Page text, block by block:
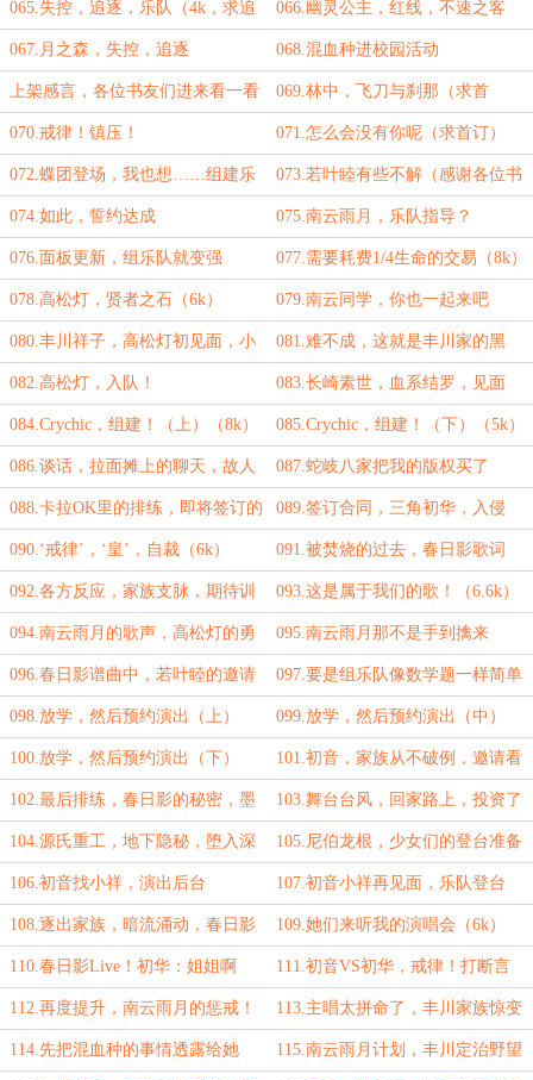
065.失控，追逐，乐队（4k，求追
读）
066.幽灵公主，红线，不速之客
（4k）
067.月之森，失控，追逐 068.混血种进校园活动
上架感言，各位书友们进来看一看
呗
069.林中，飞刀与刹那（求首
订！）
070.戒律！镇压！ 071.怎么会没有你呢（求首订）
072.蝶团登场，我也想……组建乐
队
073.若叶睦有些不解（感谢各位书
友）
074.如此，誓约达成 075.南云雨月，乐队指导？
076.面板更新，组乐队就变强
（6k）
077.需要耗费1/4生命的交易（8k）
078.高松灯，贤者之石（6k） 079.南云同学，你也一起来吧
080.丰川祥子，高松灯初见面，小
睦在上课
081.难不成，这就是丰川家的黑
暗？
082.高松灯，入队！ 083.长崎素世，血系结罗，见面
（7k）
084.Crychic，组建！（上）（8k） 085.Crychic，组建！（下）（5k）
086.谈话，拉面摊上的聊天，故人
（6k）
087.蛇岐八家把我的版权买了
（6k）
088.卡拉OK里的排练，即将签订的
合同（6k）
089.签订合同，三角初华，入侵
者，老照片（7.5k）
090.‘戒律’，‘皇’，自裁（6k） 091.被焚烧的过去，春日影歌词
（6k）
092.各方反应，家族支脉，期待训
练（5k）
093.这是属于我们的歌！（6.6k）
094.南云雨月的歌声，高松灯的勇
敢（6k）
095.南云雨月那不是手到擒来
096.春日影谱曲中，若叶睦的邀请 097.要是组乐队像数学题一样简单
就好了
098.放学，然后预约演出（上）
（5.5k）
099.放学，然后预约演出（中）
（6k）
100.放学，然后预约演出（下）
（6k）
101.初音，家族从不破例，邀请看
演出（7k）
102.最后排练，春日影的秘密，墨
缇丝（5k）
103.舞台台风，回家路上，投资了
结（5.6k）
104.源氏重工，地下隐秘，堕入深
渊（6k）
105.尼伯龙根，少女们的登台准备
（6k求月票）
106.初音找小祥，演出后台
（5.4k）
107.初音小祥再见面，乐队登台
（5.6k）
108.逐出家族，暗流涌动，春日影
预备（6k）
109.她们来听我的演唱会（6k）
110.春日影Live！初华：姐姐啊
（5.6k）
111.初音VS初华，戒律！打断言
灵！
112.再度提升，南云雨月的惩戒！
（5k）
113.主唱太拼命了，丰川家族惊变
114.先把混血种的事情透露给她 115.南云雨月计划，丰川定治野望